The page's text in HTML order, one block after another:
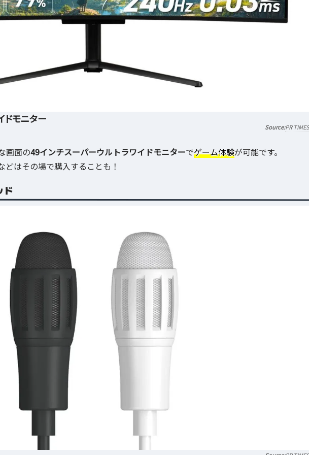
ドモニター
PR TIMES
画面の49インチスーパーウルトラワイドモニターでゲーム体験が可能です。
はその場で購入することも！
ド